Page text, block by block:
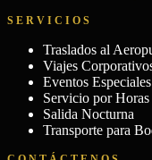
SERVICIOS
Traslados al
Viajes
Eventos Especiales
Servicio por Horas
Salida Nocturna
Transporte para